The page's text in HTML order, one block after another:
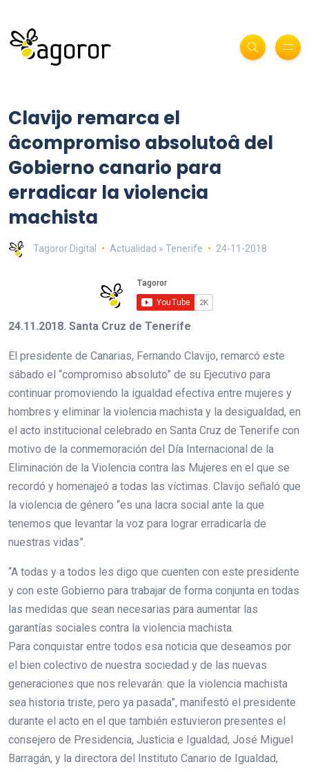
Clavijo remarca el
âcompromiso absolutoâ del
Gobierno canario para
erradicar la violencia
machista
Tagoror Digital Actualidad » Tenerife 24-11-2018
24.11.2018. Santa Cruz de Tenerife
El presidente de Canarias, Fernando Clavijo, remarcó este
sábado el “compromiso absoluto” de su Ejecutivo para
continuar promoviendo la igualdad efectiva entre mujeres y
hombres y eliminar la violencia machista y la desigualdad, en
el acto institucional celebrado en Santa Cruz de Tenerife con
motivo de la conmemoración del Día Internacional de la
Eliminación de la Violencia contra las Mujeres en el que se
recordó y homenajeó a todas las víctimas. Clavijo señaló que
la violencia de género “es una lacra social ante la que
tenemos que levantar la voz para lograr erradicarla de
nuestras vidas”.
“A todas y a todos les digo que cuenten con este presidente
y con este Gobierno para trabajar de forma conjunta en todas
las medidas que sean necesarias para aumentar las
garantías sociales contra la violencia machista.
Para conquistar entre todos esa noticia que deseamos por
el bien colectivo de nuestra sociedad y de las nuevas
generaciones que nos relevarán: que la violencia machista
sea historia triste, pero ya pasada”, manifestó el presidente
durante el acto en el que también estuvieron presentes el
consejero de Presidencia, Justicia e Igualdad, José Miguel
Barragán, y la directora del Instituto Canario de Igualdad,